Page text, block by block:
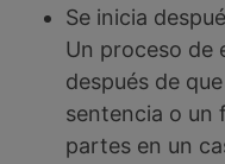
Se inicia
Un proceso de
después de
sentencia o un
partes en un